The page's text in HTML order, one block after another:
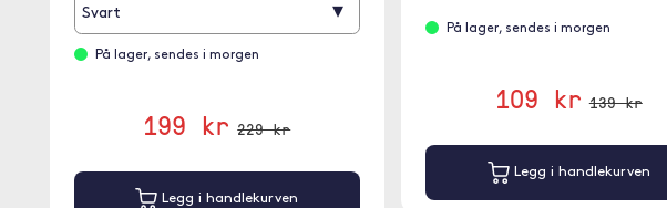
Svart ▾
På lager, sendes i morgen
199 kr 229 kr
Legg i handlekurven
På lager, sendes i morgen
109 kr 139 kr
Legg i handlekurven